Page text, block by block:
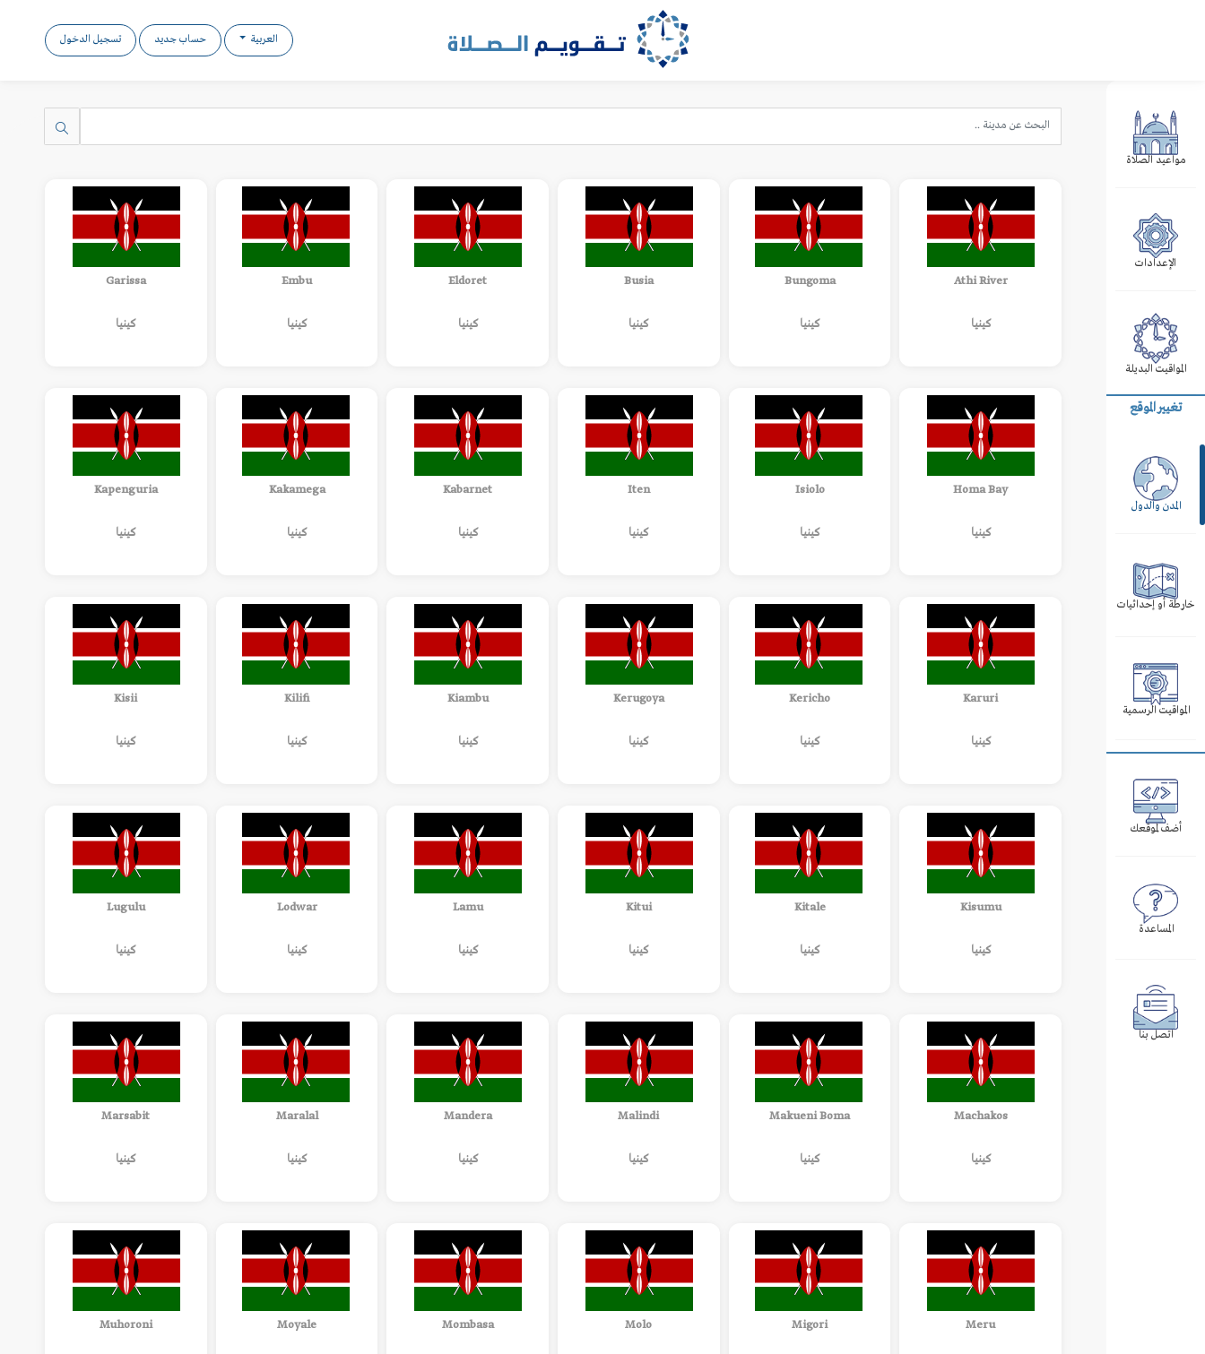
العربية حساب جديد تسجيل الدخول
مواعيد الصلاة
الإعدادات
المواقيت البديلة
تغيير الموقع
المدن والدول
خارطة أو إحداثيات
المواقيت الرسمية
أضف لموقعك
المساعدة
اتصل بنا
Athi River
كينيا
Bungoma
كينيا
Busia
كينيا
Eldoret
كينيا
Embu
كينيا
Garissa
كينيا
Homa Bay
كينيا
Isiolo
كينيا
Iten
كينيا
Kabarnet
كينيا
Kakamega
كينيا
Kapenguria
كينيا
Karuri
كينيا
Kericho
كينيا
Kerugoya
كينيا
Kiambu
كينيا
Kilifi
كينيا
Kisii
كينيا
Kisumu
كينيا
Kitale
كينيا
Kitui
كينيا
Lamu
كينيا
Lodwar
كينيا
Lugulu
كينيا
Machakos
كينيا
Makueni Boma
كينيا
Malindi
كينيا
Mandera
كينيا
Maralal
كينيا
Marsabit
كينيا
Meru
Migori
Molo
Mombasa
Moyale
Muhoroni